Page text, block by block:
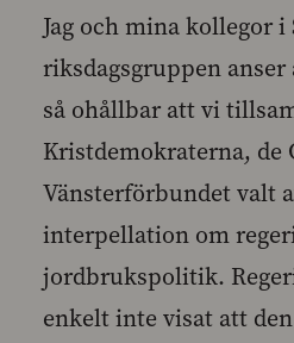
Jag och mina kollegor i
riksdagsgruppen
så ohållbar att vi
Kristdemokraterna, de
Vänsterförbundet valt
interpellation om
jordbrukspolitik.
enkelt inte visat att